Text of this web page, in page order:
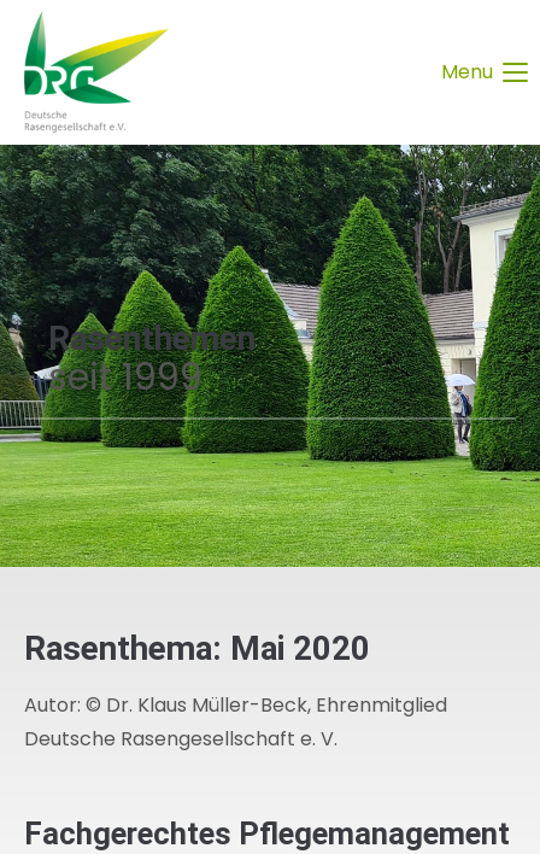
Menu
Rasenthemen
seit 1999
Rasenthema: Mai 2020
Autor: © Dr. Klaus Müller-Beck, Ehrenmitglied
Deutsche Rasengesellschaft e. V.
Fachgerechtes Pflegemanagement